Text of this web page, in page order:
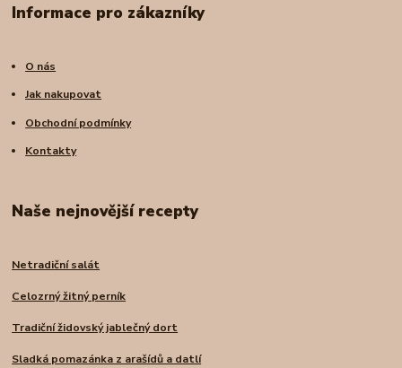
Informace pro zákazníky
O nás
Jak nakupovat
Obchodní podmínky
Kontakty
Naše nejnovější recepty
Netradiční salát
Celozrný žitný perník
Tradiční židovský jablečný dort
Sladká pomazánka z arašídů a datlí